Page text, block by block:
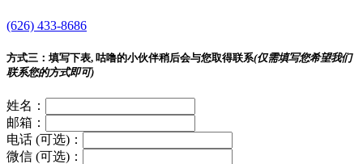
(626) 433-8686
方式三： 填写下表, 咕噜的小伙伴稍后会与您取得联系(仅需填写您希望我们
联系您的方式即可)
姓名：
邮箱：
电话 (可选)：
微信 (可选)：